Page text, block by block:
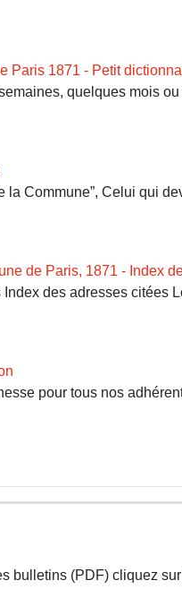
Paris 1871 - Petit
quelques mois
la Commune”, Celui qui
de Paris, 1871 - Index
Index des adresses citées
pour tous nos
bulletins (PDF) cliquez